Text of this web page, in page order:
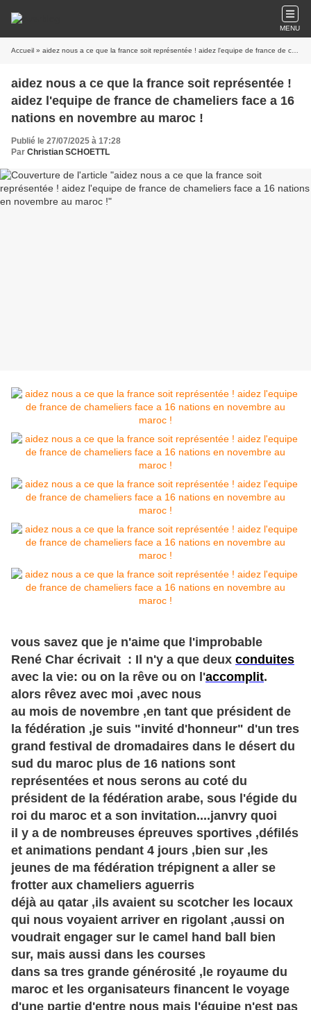
MENU
Accueil » aidez nous a ce que la france soit représentée ! aidez l'equipe de france de chameliers face a 16 nations en novembre au maroc !
aidez nous a ce que la france soit représentée !
aidez l'equipe de france de chameliers face a 16
nations en novembre au maroc !
Publié le 27/07/2025 à 17:28
Par Christian SCHOETTL
vous savez que je n'aime que l'improbable
René Char écrivait : Il n'y a que deux conduites
avec la vie: ou on la rêve ou on l'accomplit.
alors rêvez avec moi ,avec nous
au mois de novembre ,en tant que président de
la fédération ,je suis "invité d'honneur" d'un tres
grand festival de dromadaires dans le désert du
sud du maroc plus de 16 nations sont
représentées et nous serons au coté du
président de la fédération arabe, sous l'égide du
roi du maroc et a son invitation....janvry quoi
il y a de nombreuses épreuves sportives ,défilés
et animations pendant 4 jours ,bien sur ,les
jeunes de ma fédération trépignent a aller se
frotter aux chameliers aguerris
déjà au qatar ,ils avaient su scotcher les locaux
qui nous voyaient arriver en rigolant ,aussi on
voudrait engager sur le camel hand ball bien
sur, mais aussi dans les courses
dans sa tres grande générosité ,le royaume du
maroc et les organisateurs financent le voyage
d'une partie d'entre nous mais l'équipe n'est pas